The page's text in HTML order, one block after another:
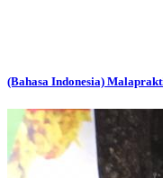
(Bahasa Indonesia)